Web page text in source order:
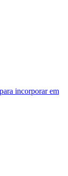
incorporar em